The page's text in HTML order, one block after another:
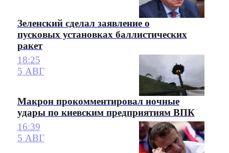
Зеленский сделал заявление о
пусковых установках баллистических
ракет
18:25
5 АВГ
Макрон прокомментировал ночные
удары по киевским предприятиям ВПК
16:39
5 АВГ